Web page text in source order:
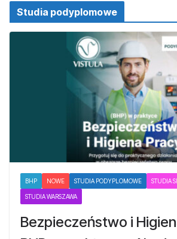
Studia podyplomowe
BHP NOWE STUDIA PODYPLOMOWE STUDIA
STUDIA WARSZAWA
Bezpieczeństwo i